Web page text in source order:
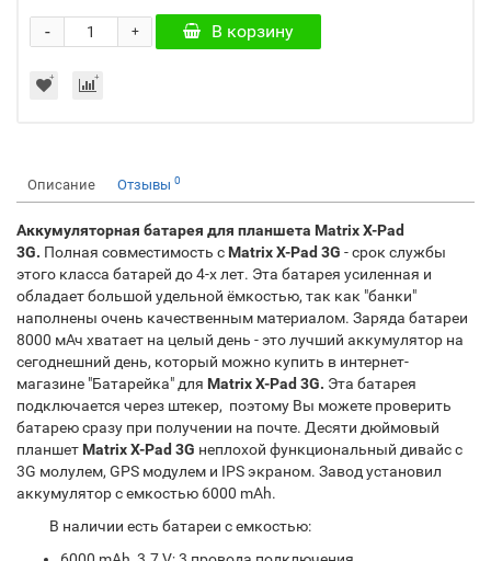
+
- В корзину
Описание Отзывы 0
Аккумуляторная батарея для планшета Matrix X-Pad
3G. Полная совместимость с Matrix X-Pad 3G - срок службы
этого класса батарей до 4-х лет. Эта батарея усиленная и
обладает большой удельной ёмкостью, так как "банки"
наполнены очень качественным материалом. Заряда батареи
8000 мАч хватает на целый день - это лучший аккумулятор на
сегоднешний день, который можно купить в интернет-
магазине "Батарейка" для Matrix X-Pad 3G. Эта батарея
подключается через штекер, поэтому Вы можете проверить
батарею сразу при получении на почте. Десяти дюймовый
планшет Matrix X-Pad 3G неплохой функциональный дивайс с
3G молулем, GPS модулем и IPS экраном. Завод установил
аккумулятор с емкостью 6000 mAh.
В наличии есть батареи с емкостью: